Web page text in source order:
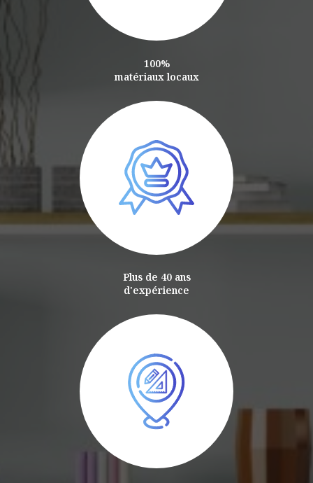
100%
matériaux locaux
Plus de 40 ans
d'expérience